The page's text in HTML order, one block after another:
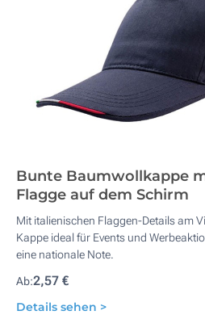
Bunte Baumwollkappe
Flagge auf dem Schirm
Mit italienischen Flaggen-Details am
Kappe ideal für Events und
eine nationale Note.
Ab:2,57 €
Details sehen >